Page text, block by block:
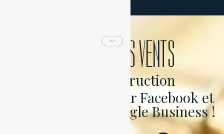
ATELIER À TOUS VENTS
Site en construction
Retrouvez-nous sur Facebook et
sur notre page Google Business !